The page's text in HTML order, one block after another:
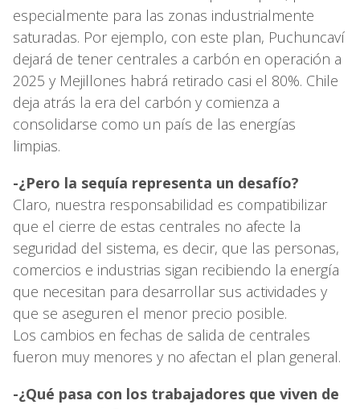
especialmente para las zonas industrialmente
saturadas. Por ejemplo, con este plan, Puchuncaví
dejará de tener centrales a carbón en operación a
2025 y Mejillones habrá retirado casi el 80%. Chile
deja atrás la era del carbón y comienza a
consolidarse como un país de las energías
limpias.
-¿Pero la sequía representa un desafío?
Claro, nuestra responsabilidad es compatibilizar
que el cierre de estas centrales no afecte la
seguridad del sistema, es decir, que las personas,
comercios e industrias sigan recibiendo la energía
que necesitan para desarrollar sus actividades y
que se aseguren el menor precio posible.
Los cambios en fechas de salida de centrales
fueron muy menores y no afectan el plan general.
-¿Qué pasa con los trabajadores que viven de